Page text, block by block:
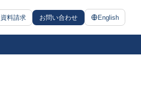
資料請求 お問い合わせ English